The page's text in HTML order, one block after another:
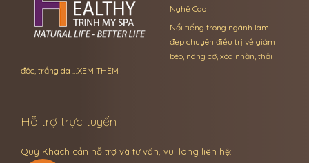
Nghệ Cao
Nổi tiếng trong ngành làm
đẹp chuyên điều trị về giảm
béo, nâng cơ, xóa nhăn, thải
độc, trắng da …XEM THÊM
Hỗ trợ trực tuyến
Quý Khách cần hỗ trợ và tư vấn, vui lòng liên hệ: